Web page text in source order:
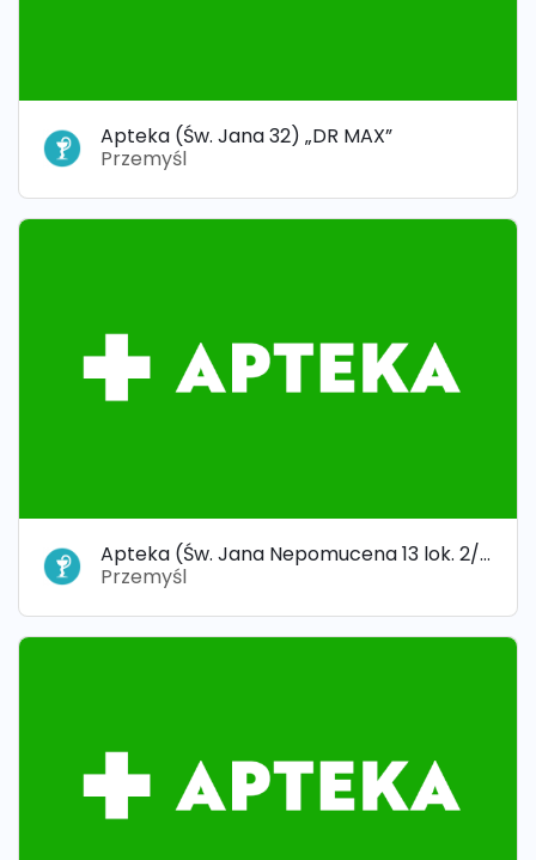
Apteka (Św. Jana 32) „DR MAX”
Przemyśl
Apteka (Św. Jana Nepomucena 13 lok. 2/3) „APTEKA RÓŻANA”
Przemyśl